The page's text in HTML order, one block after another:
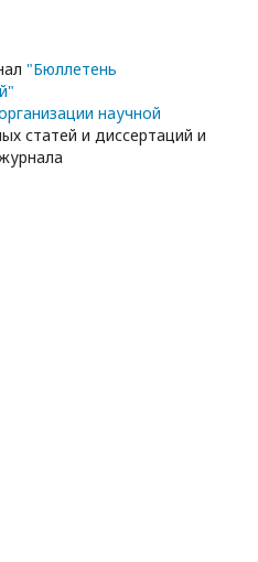
"Бюллетень
научной
статей и диссертаций и